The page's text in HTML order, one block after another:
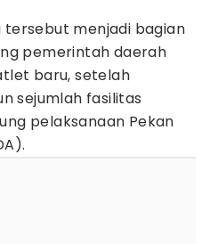
tersebut menjadi bagian
pemerintah daerah
baru, setelah
sejumlah fasilitas
pelaksanaan Pekan